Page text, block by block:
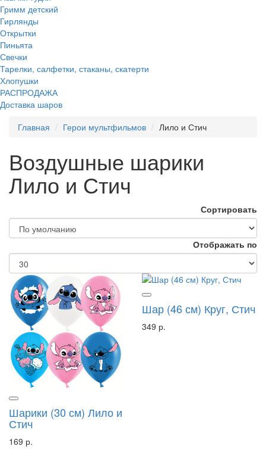
Гримм детский
Гирлянды
Открытки
Пиньята
Свечки
Тарелки, салфетки, стаканы, скатерти
Хлопушки
РАСПРОДАЖА
Доставка шаров
Главная
Герои мультфильмов Лило и Стич
Воздушные шарики
Лило и Стич
Сортировать
Отображать по
Шарики (30 см) Лило и
Стич
169 р.
Шар (46 см) Круг, Стич
349 р.